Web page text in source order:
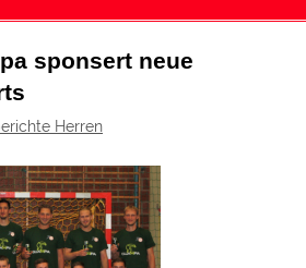
sponsert neue
Herren